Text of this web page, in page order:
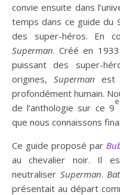
convie ensuite dans
temps dans ce guide du
des super-héros. En
Superman. Créé en
puissant des super-
origines, Superman est
profondément humain.
de l’anthologie sur ce 9
e
que nous connaissons
Ce guide proposé par
au chevalier noir. Il
neutraliser Superman.
présentait au départ